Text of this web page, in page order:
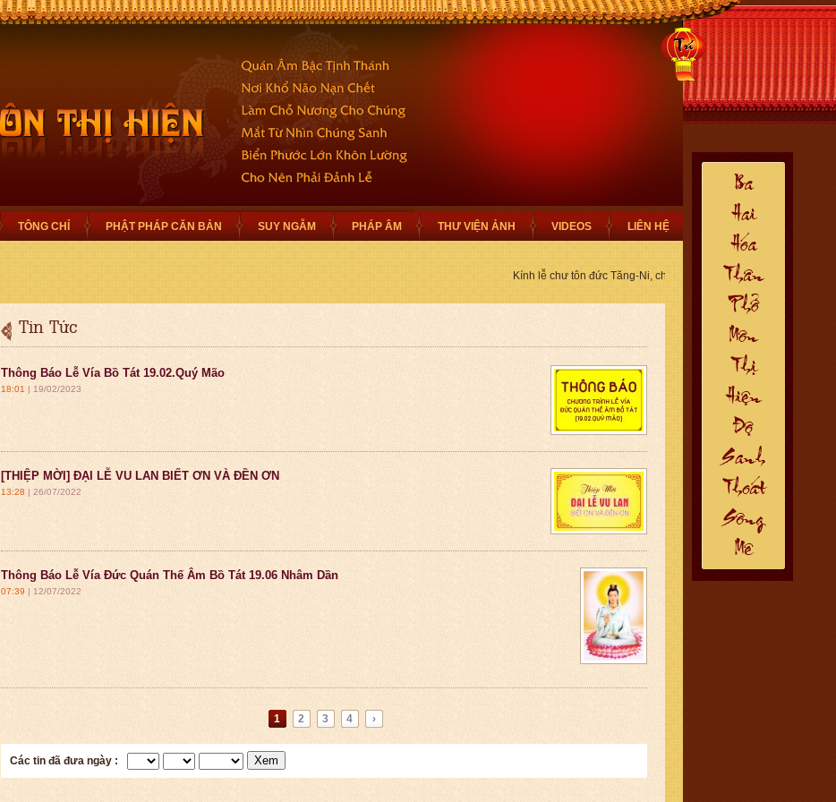
TÔNG CHỈ PHẬT PHÁP CĂN BẢN SUY NGẪM PHÁP ÂM THƯ VIỆN ẢNH VIDEOS LIÊN HỆ
Kính lễ chư tôn đức Tăng-Ni, chào mừng Quý Phật Tử thiện nam
Tin Tức
Thông Báo Lễ Vía Bồ Tát 19.02.Quý Mão
18:01 | 19/02/2023
[THIỆP MỜI] ĐẠI LỄ VU LAN BIẾT ƠN VÀ ĐỀN ƠN
13:28 | 26/07/2022
Thông Báo Lễ Vía Đức Quán Thế Âm Bồ Tát 19.06 Nhâm Dần
07:39 | 12/07/2022
1 2 3 4 ›
Các tin đã đưa ngày : Xem